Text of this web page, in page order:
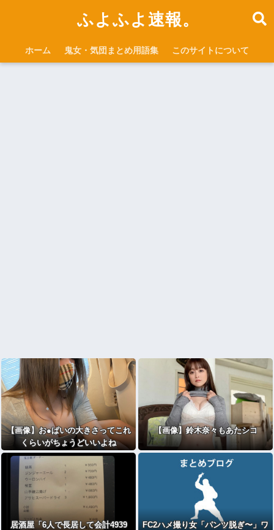
ふよふよ速報。
ホーム 鬼女・気団まとめ用語集 このサイトについて
【画像】お●ぱいの大きさってこれ
くらいがちょうどいいよね
【画像】鈴木奈々もあたシコ
居酒屋「6人で長居して会計4939
FC2ハメ撮り女「パンツ脱ぎ〜」ワ